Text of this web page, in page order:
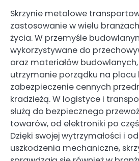
Skrzynie metalowe
zastosowanie w wielu
życia. W przemyśle
wykorzystywane do
oraz materiałów
utrzymanie porządku na placu
zabezpieczenie cennych
kradzieżą. W logistyce i
służą do bezpiecznego
towarów, od elektroniki po
Dzięki swojej wytrzymałości i
uszkodzenia mechaniczne,